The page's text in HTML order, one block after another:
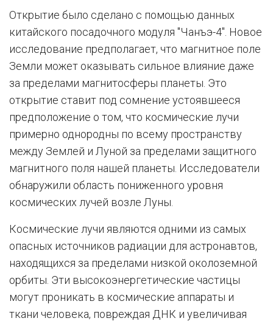
Открытие было сделано с помощью данных
китайского посадочного модуля "Чанъэ-4". Новое
исследование предполагает, что магнитное поле
Земли может оказывать сильное влияние даже
за пределами магнитосферы планеты. Это
открытие ставит под сомнение устоявшееся
предположение о том, что космические лучи
примерно однородны по всему пространству
между Землей и Луной за пределами защитного
магнитного поля нашей планеты. Исследователи
обнаружили область пониженного уровня
космических лучей возле Луны.
Космические лучи являются одними из самых
опасных источников радиации для астронавтов,
находящихся за пределами низкой околоземной
орбиты. Эти высокоэнергетические частицы
могут проникать в космические аппараты и
ткани человека, повреждая ДНК и увеличивая